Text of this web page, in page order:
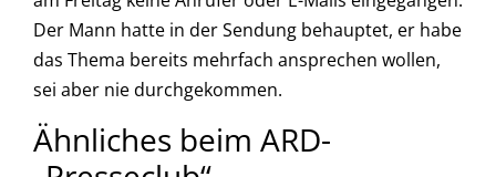
Der Mann hatte in der Sendung behauptet, er habe
das Thema bereits mehrfach ansprechen wollen,
sei aber nie durchgekommen.
Ähnliches beim ARD-